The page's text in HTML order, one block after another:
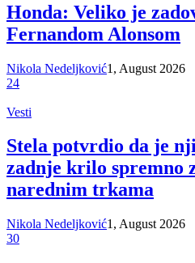
Honda: Veliko je
Fernandom Alonsom
Nikola Nedeljković1, August 2026
24
Vesti
Stela potvrdio da je
zadnje krilo spremno
narednim trkama
Nikola Nedeljković1, August 2026
30